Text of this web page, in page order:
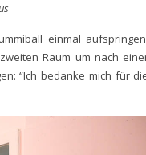
einmal
Raum um nach
“Ich bedanke mich für